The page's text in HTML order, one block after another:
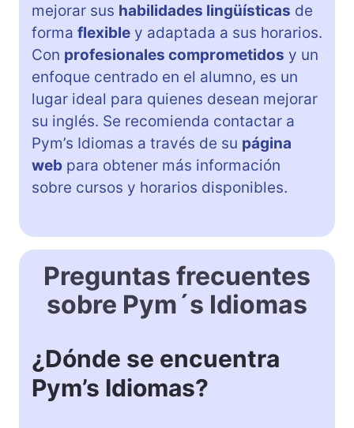
mejorar sus habilidades lingüísticas de
forma flexible y adaptada a sus horarios.
Con profesionales comprometidos y un
enfoque centrado en el alumno, es un
lugar ideal para quienes desean mejorar
su inglés. Se recomienda contactar a
Pym’s Idiomas a través de su página
web para obtener más información
sobre cursos y horarios disponibles.
Preguntas frecuentes
sobre Pym´s Idiomas
¿Dónde se encuentra
Pym’s Idiomas?